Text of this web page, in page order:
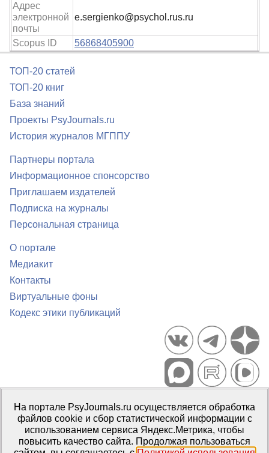
Адрес
электронной
почты
e.sergienko@psychol.rus.ru
Scopus ID 56868405900
ТОП-20 статей
ТОП-20 книг
База знаний
Проекты PsyJournals.ru
История журналов МГППУ
Партнеры портала
Информационное спонсорство
Приглашаем издателей
Подписка на журналы
Персональная страница
О портале
Медиакит
Контакты
Виртуальные фоны
Кодекс этики публикаций
Портал психологических изданий PsyJournals.ru, 2007–2026
Правила использования материалов
Свидетельство регистрации СМИЭл № ФС77-66447 от 14 июля
2016 г.
На портале PsyJournals.ru осуществляется обработка
файлов cookie и сбор статистической информации с
использованием сервиса Яндекс.Метрика, чтобы
повысить качество сайта. Продолжая пользоваться